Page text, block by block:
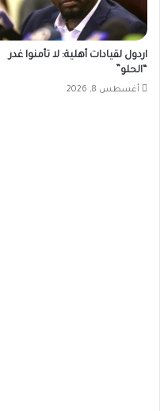
اردول لقيادات أهلية: لا تأمنوا غدر
“الحلو”
أغسطس 8, 2026